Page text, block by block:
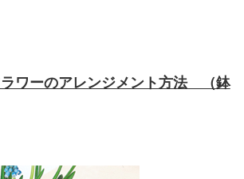
ワーのアレンジメント方法 （鉢